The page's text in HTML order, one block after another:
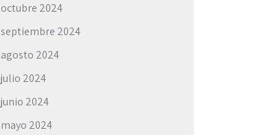
octubre 2024
septiembre 2024
agosto 2024
julio 2024
junio 2024
mayo 2024